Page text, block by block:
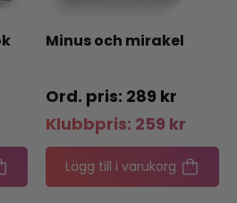
Minus och mirakel
289 kr
Klubbpris: 259 kr
Lägg till i varukorg